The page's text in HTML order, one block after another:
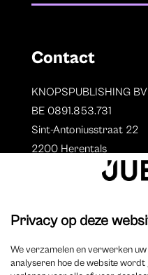
Contact
KNOPSPUBLISHING BV
BE 0891.853.731
Sint-Antoniusstraat 22
2200 Herentals
Auteurs
Overzicht auteurs